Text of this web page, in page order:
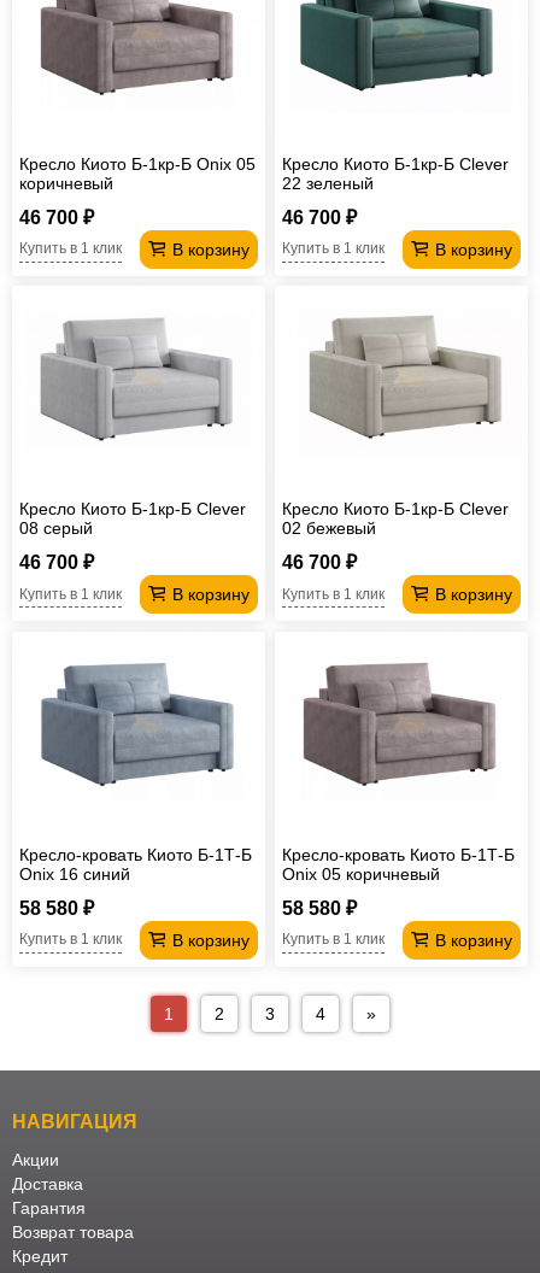
Кресло Киото Б-1кр-Б Onix 05
коричневый
46 700 ₽
В корзину
Купить в 1 клик
Кресло Киото Б-1кр-Б Clever
22 зеленый
46 700 ₽
В корзину
Купить в 1 клик
Кресло Киото Б-1кр-Б Clever
08 серый
46 700 ₽
В корзину
Купить в 1 клик
Кресло Киото Б-1кр-Б Clever
02 бежевый
46 700 ₽
В корзину
Купить в 1 клик
Кресло-кровать Киото Б-1Т-Б
Onix 16 синий
58 580 ₽
В корзину
Купить в 1 клик
Кресло-кровать Киото Б-1Т-Б
Onix 05 коричневый
58 580 ₽
В корзину
Купить в 1 клик
1 2 3 4 »
НАВИГАЦИЯ
Акции
Доставка
Гарантия
Возврат товара
Кредит